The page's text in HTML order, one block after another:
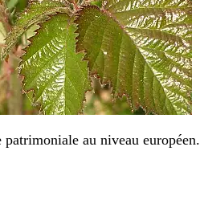
au niveau européen.